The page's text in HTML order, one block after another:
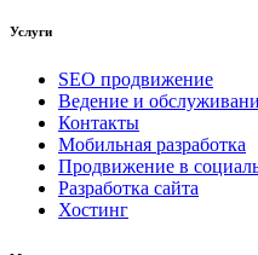
Услуги
SEO продвижение
Ведение и
Контакты
Мобильная разработка
Продвижение в
Разработка сайта
Хостинг